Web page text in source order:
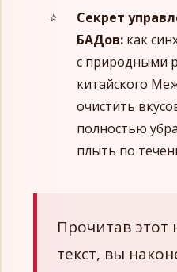
Секрет
БАДов: как
с природными
китайского
очистить
полностью
плыть по
Прочитав
текст, вы